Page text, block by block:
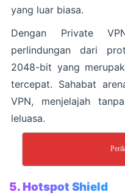
yang luar biasa.
Dengan Private
perlindungan dari
2048-bit yang
tercepat. Sahabat
VPN, menjelajah
leluasa.
5. Hotspot Shield